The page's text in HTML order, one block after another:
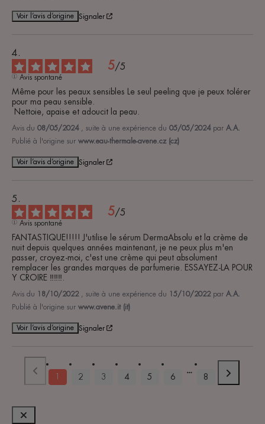
Voir l’avis d’origine Signaler
5/5
Avis spontané
Même pour les peaux sensibles Le seul peeling que je peux tolérer
pour ma peau sensible.
Nettoie, apaise et adoucit la peau.
Avis du 08/05/2024 , suite à une expérience du 05/05/2024 par A.A.
Publié à l'origine sur www.eau-thermale-avene.cz (cz)
Voir l’avis d’origine Signaler
5/5
Avis spontané
FANTASTIQUE!!!!! J'utilise le sérum DermaAbsolu et la crème de
nuit depuis quelques années maintenant, je ne peux plus m'en
passer, croyez-moi, c'est une crème qui peut absolument
remplacer les grandes marques de parfumerie. ESSAYEZ-LA POUR
Y CROIRE ‼️‼️‼️.
Avis du 18/10/2022 , suite à une expérience du 15/10/2022 par A.A.
Publié à l'origine sur www.avene.it (it)
Voir l’avis d’origine Signaler
2 3 4 5 6 8